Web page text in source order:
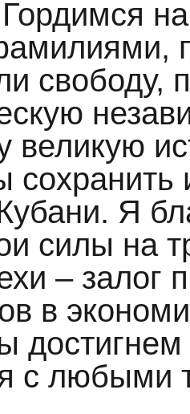
свободу,
великую
Я
силы на
– залог
в
с любыми